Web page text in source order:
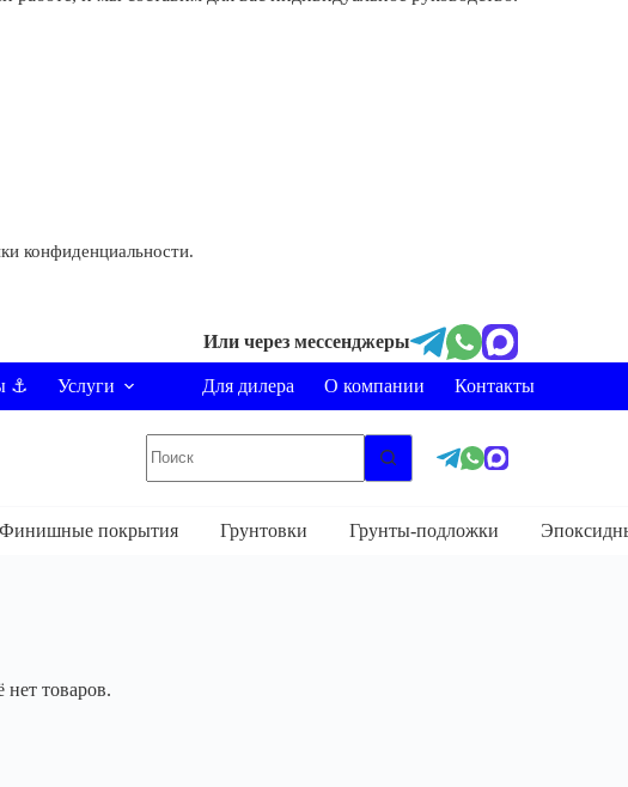
конфиденциальности.
Или через мессенджеры
⚓ Услуги Для дилера О компании Контакты
не
найдено
Финишные покрытия Грунтовки Грунты-подложки
товаров.